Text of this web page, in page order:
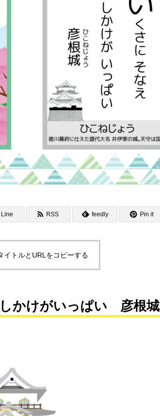
Line RSS feedly Pin it
イトルとURLをコピーする
かけがいっぱい 彦根城